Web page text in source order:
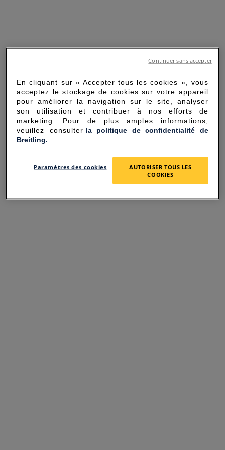
SORRY FOR THE
INCONVENIENCE
UNEXPECTED ERROR OCCURRED.
En cliquant sur « Accepter tous les cookies », vous
acceptez le stockage de cookies sur votre appareil
pour améliorer la navigation sur le site, analyser
son utilisation et contribuer à nos efforts de
marketing. Pour de plus amples informations,
veuillez consulter la politique de confidentialité de
Breitling.
Paramètres des cookies
AUTORISER TOUS LES
COOKIES
Continuer sans accepter